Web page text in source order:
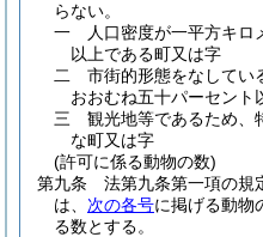
らない。
一
人口密度が一平方キロ
以上である町又は字
二
市街的形態をなしてい
おおむね五十パーセント
三
観光地等であるため、
な町又は字
(許可に係る動物の数)
第九条
法第九条第一項の規
は、 次の各号に掲げる動物
る数とする。